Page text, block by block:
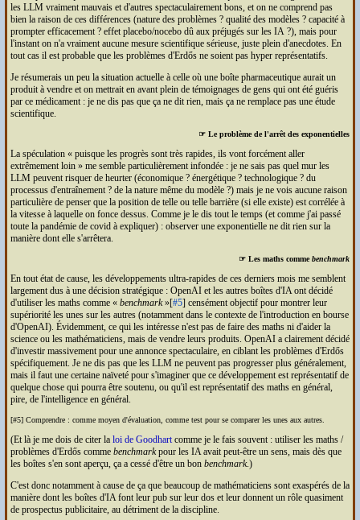
les LLMvraiment mauvais et d'autres spectaculairement bons, et on ne comprend pas
bien la raison de ces différences (nature des problèmes ? qualité des modèles ? capacité à
prompter efficacement ? effet placebo/nocebo dû aux préjugés sur les IA?), mais pour
l'instant on n'a vraiment aucune mesure scientifique sérieuse, juste plein d'anecdotes. En
tout cas il est probable que les problèmes d'Erdős ne soient pas hyper représentatifs.
Je résumerais un peu la situation actuelle à celle où une boîte pharmaceutique aurait un
produit à vendre et on mettrait en avant plein de témoignages de gens qui ont été guéris
par ce médicament : je ne dis pas que ça ne dit rien, mais ça ne remplace pas une étude
scientifique.
☞ Le problème de l'arrêt des exponentielles
La spéculation
puisque les progrès sont très rapides, ils vont forcément aller
extrêmement loin
me semble particulièrement infondée : je ne sais pas quel mur les
LLMpeuvent risquer de heurter (économique ? énergétique ? technologique ? du
processus d'entraînement ? de la nature même du modèle ?) mais je ne vois aucune raison
particulière de penser que la position de telle ou telle barrière (si elle existe) est corrélée à
la vitesse à laquelle on fonce dessus. Comme je le dis tout le temps (et comme j'ai passé
toute la pandémie de covid à expliquer) : observer une exponentielle ne dit rien sur la
manière dont elle s'arrêtera.
☞ Les maths commebenchmark
En tout état de cause, les développements ultra-rapides de ces derniers mois me semblent
largement dus à une décision stratégique : OpenAIet les autres boîtes d'IAont décidé
d'utiliser les maths comme « benchmark»[#5] censément objectif pour montrer leur
supériorité les unes sur les autres (notamment dans le contexte de l'introduction en bourse
d'OpenAI). Évidemment, ce qui les intéresse n'est pas de faire des maths ni d'aider la
science ou les mathématiciens, mais de vendre leurs produits. OpenAIa clairement décidé
d'investir massivement pour une annonce spectaculaire, en ciblant les problèmes d'Erdős
spécifiquement. Je ne dis pas que les LLMne peuvent pas progresser plus généralement,
mais il faut une certaine naïveté pour s'imaginer que ce développement est représentatif de
quelque chose qui pourra être soutenu, ou qu'il est représentatif des maths en général,
pire, de l'intelligence en général.
[#5] Comprendre : comme moyen d'évaluation, comme test pour se comparer les unes aux autres.
(Et là je me dois de citer la loi de Goodhartcomme je le fais souvent : utiliser les maths /
problèmes d'Erdős comme benchmarkpour les IAavait peut-être un sens, mais dès que
les boîtes s'en sont aperçu, ça a cessé d'être un bon benchmark.)
C'est donc notamment à cause de ça que beaucoup de mathématiciens sont exaspérés de la
manière dont les boîtes d'IAfont leur pub sur leur dos et leur donnent un rôle quasiment
de prospectus publicitaire, au détriment de la discipline.